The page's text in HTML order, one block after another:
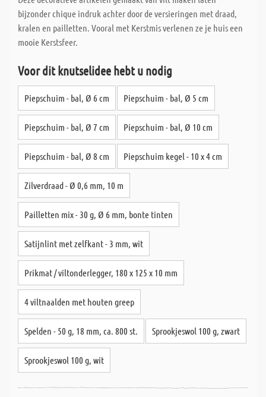
bijzonder chique indruk achter door de versieringen met draad,
kralen en pailletten. Vooral met Kerstmis verlenen ze je huis een
mooie Kerstsfeer.
Voor dit knutselidee hebt u nodig
Piepschuim - bal, Ø 6 cm Piepschuim - bal, Ø 5 cm
Piepschuim - bal, Ø 7 cm Piepschuim - bal, Ø 10 cm
Piepschuim - bal, Ø 8 cm Piepschuim kegel - 10 x 4 cm
Zilverdraad - Ø 0,6 mm, 10 m
Pailletten mix - 30 g, Ø 6 mm, bonte tinten
Satijnlint met zelfkant - 3 mm, wit
Prikmat / viltonderlegger, 180 x 125 x 10 mm
4 viltnaalden met houten greep
Spelden - 50 g, 18 mm, ca. 800 st. Sprookjeswol 100 g, zwart
Sprookjeswol 100 g, wit